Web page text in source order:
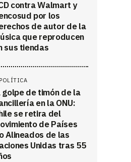
contra Walmart y
por los
de autor de la
que reproducen
sus tiendas
POLÍTICA
golpe de timón de la
en la ONU:
se retira del
de Países
Alineados de las
Unidas tras 55